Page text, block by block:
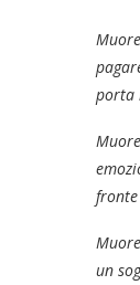
porta
un